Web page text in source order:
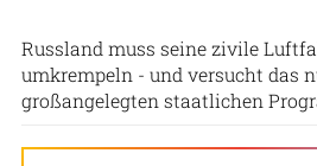
Russland muss seine zivile
umkrempeln - und versucht das
großangelegten staatlichen